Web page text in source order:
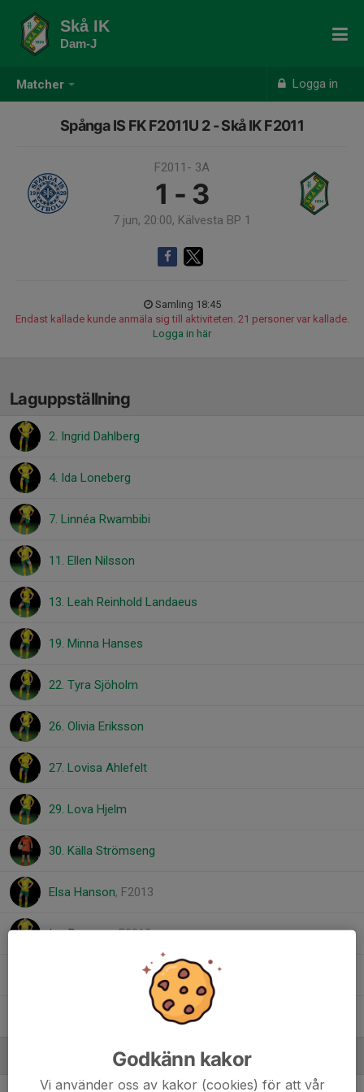
Matcher Logga in
Skå IK
Dam-J
Spånga IS FK F2011U 2 - Skå IK F2011
F2011- 3A
1 - 3
7 jun, 20:00, Kälvesta BP 1
Samling 18:45
Endast kallade kunde anmäla sig till aktiviteten. 21 personer var kallade.
Logga in här
Laguppställning
2. Ingrid Dahlberg
4. Ida Loneberg
7. Linnéa Rwambibi
11. Ellen Nilsson
13. Leah Reinhold Landaeus
19. Minna Hanses
22. Tyra Sjöholm
26. Olivia Eriksson
27. Lovisa Ahlefelt
29. Lova Hjelm
30. Källa Strömseng
Elsa Hanson, F2013
Ina Persson, F2013
, F2013
, F2013
Godkänn kakor
Vi använder oss av kakor (cookies) för att vår